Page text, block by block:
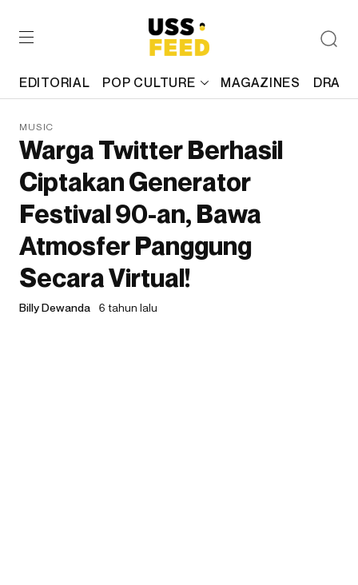
EDITORIAL POP CULTURE MAGAZINES
MUSIC
Warga Twitter Berhasil
Ciptakan Generator
Festival 90-an, Bawa
Atmosfer Panggung
Secara Virtual!
Billy Dewanda 6 tahun lalu